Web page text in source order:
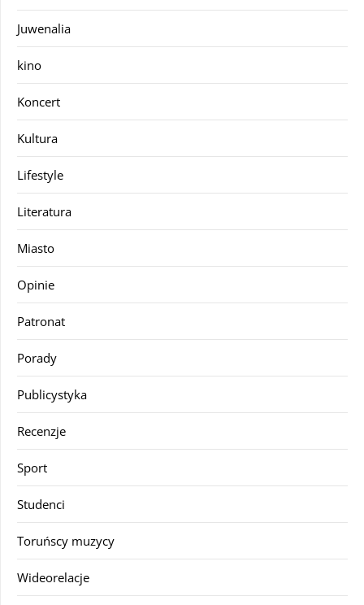
Juwenalia
kino
Koncert
Kultura
Lifestyle
Literatura
Miasto
Opinie
Patronat
Porady
Publicystyka
Recenzje
Sport
Studenci
Toruńscy muzycy
Wideorelacje